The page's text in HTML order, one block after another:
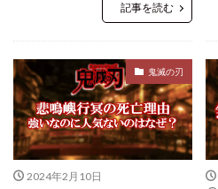
記事を読む
鬼滅の刃
2024年2月10日